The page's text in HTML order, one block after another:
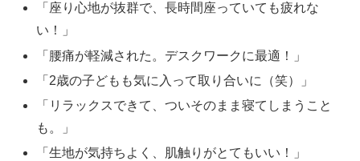
「座り心地が抜群で、長時間座っていても疲れな
い！」
「腰痛が軽減された。デスクワークに最適！」
「2歳の子どもも気に入って取り合いに（笑）」
「リラックスできて、ついそのまま寝てしまうこと
も。」
「生地が気持ちよく、肌触りがとてもいい！」